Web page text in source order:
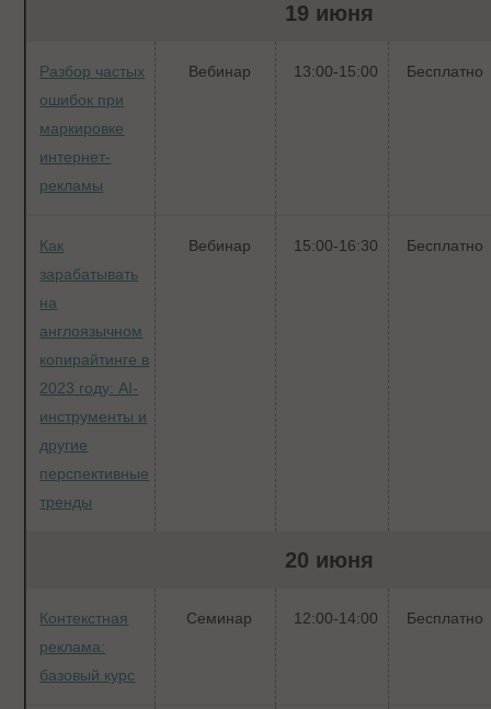
19 июня
Разбор частых
ошибок при
маркировке
интернет-
рекламы
Вебинар 13:00-15:00 Бесплатно
Как
зарабатывать
на
англоязычном
копирайтинге в
2023 году: AI-
инструменты и
другие
перспективные
тренды
Вебинар 15:00-16:30 Бесплатно
20 июня
Контекстная
реклама:
базовый курс
Семинар 12:00-14:00 Бесплатно